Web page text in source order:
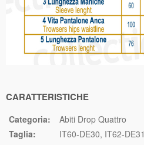
CARATTERISTICHE
Categoria:
Abiti Drop Quattro
Taglia:
IT60-DE30 IT62-DE31